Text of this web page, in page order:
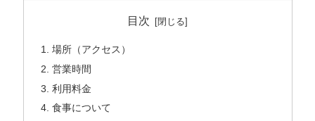
目次
場所（アクセス）
営業時間
利用料金
食事について